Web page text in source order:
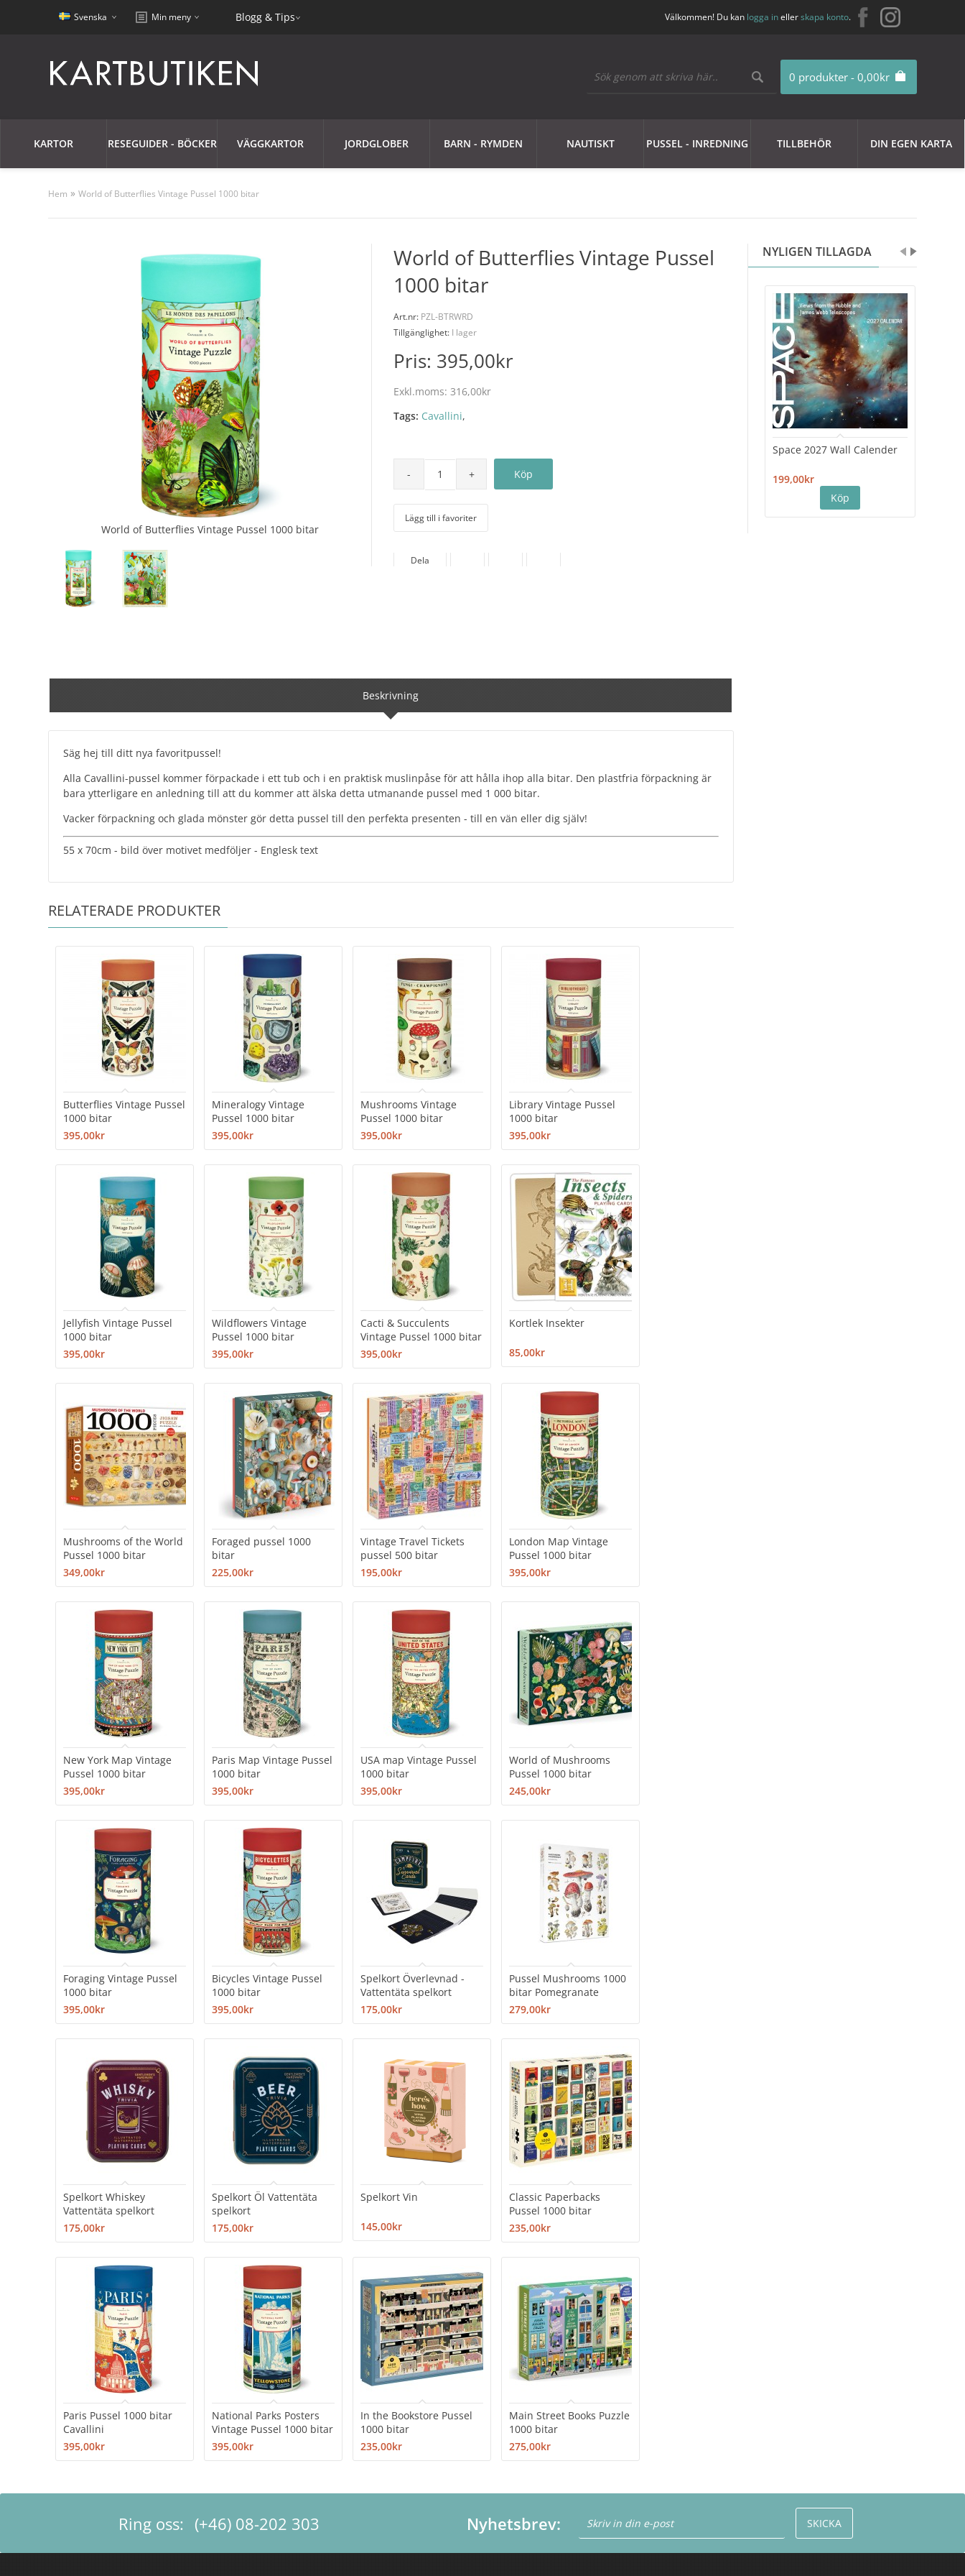
Svenska Min meny Blogg & Tips Välkommen! Du kan logga inellerskapa konto.
0 produkter - 0,00kr
KARTOR RESEGUIDER - BÖCKER VÄGGKARTOR JORDGLOBER BARN - RYMDEN NAUTISKT PUSSEL - INREDNING TILLBEHÖR DIN EGEN KARTA
Hem »World of Butterflies Vintage Pussel 1000 bitar
NYLIGEN TILLAGDA
Space 2027 Wall Calender
199,00kr
World of Butterflies Vintage Pussel 1000 bitar
World of Butterflies Vintage Pussel
1000 bitar
Art.nr: PZL-BTRWRD
Tillgänglighet: I lager
Pris: 395,00kr
Exkl.moms:316,00kr
Tags: Cavallini,
Lägg till i favoriter
Dela
Beskrivning
Säg hej till ditt nya favoritpussel!
Alla Cavallini-pussel kommer förpackade i ett tub och i en praktisk muslinpåse för att hålla ihop alla bitar. Den plastfria förpackning är
bara ytterligare en anledning till att du kommer att älska detta utmanande pussel med 1 000 bitar.
Vacker förpackning och glada mönster gör detta pussel till den perfekta presenten - till en vän eller dig själv!
55 x 70cm - bild över motivet medföljer - Englesk text
RELATERADE PRODUKTER
Butterflies Vintage Pussel
1000 bitar
395,00kr
Mineralogy Vintage
Pussel 1000 bitar
395,00kr
Mushrooms Vintage
Pussel 1000 bitar
395,00kr
Library Vintage Pussel
1000 bitar
395,00kr
Jellyfish Vintage Pussel
1000 bitar
395,00kr
Wildflowers Vintage
Pussel 1000 bitar
395,00kr
Cacti & Succulents
Vintage Pussel 1000 bitar
395,00kr
Kortlek Insekter
85,00kr
Mushrooms of the World
Pussel 1000 bitar
349,00kr
Foraged pussel 1000
bitar
225,00kr
Vintage Travel Tickets
pussel 500 bitar
195,00kr
London Map Vintage
Pussel 1000 bitar
395,00kr
New York Map Vintage
Pussel 1000 bitar
395,00kr
Paris Map Vintage Pussel
1000 bitar
395,00kr
USA map Vintage Pussel
1000 bitar
395,00kr
World of Mushrooms
Pussel 1000 bitar
245,00kr
Foraging Vintage Pussel
1000 bitar
395,00kr
Bicycles Vintage Pussel
1000 bitar
395,00kr
Spelkort Överlevnad -
Vattentäta spelkort
175,00kr
Pussel Mushrooms 1000
bitar Pomegranate
279,00kr
Spelkort Whiskey
Vattentäta spelkort
175,00kr
Spelkort Öl Vattentäta
spelkort
175,00kr
Spelkort Vin
145,00kr
Classic Paperbacks
Pussel 1000 bitar
235,00kr
Paris Pussel 1000 bitar
Cavallini
395,00kr
National Parks Posters
Vintage Pussel 1000 bitar
395,00kr
In the Bookstore Pussel
1000 bitar
235,00kr
Main Street Books Puzzle
1000 bitar
275,00kr
Ring oss: (+46) 08-202 303 Nyhetsbrev: